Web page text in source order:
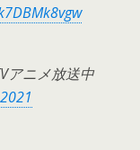
アニメ放送中